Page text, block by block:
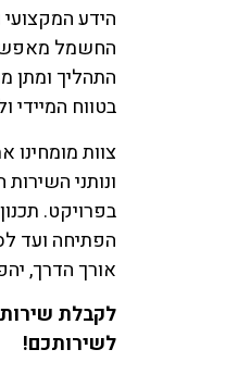
הידע המקצועי
החשמל
התהליך ומתן
בטווח המיידי
צוות
ונותני
בפרויקט.
הפתיחה ועד
אורך הדרך,
לקבלת שירות
לשירותכם!